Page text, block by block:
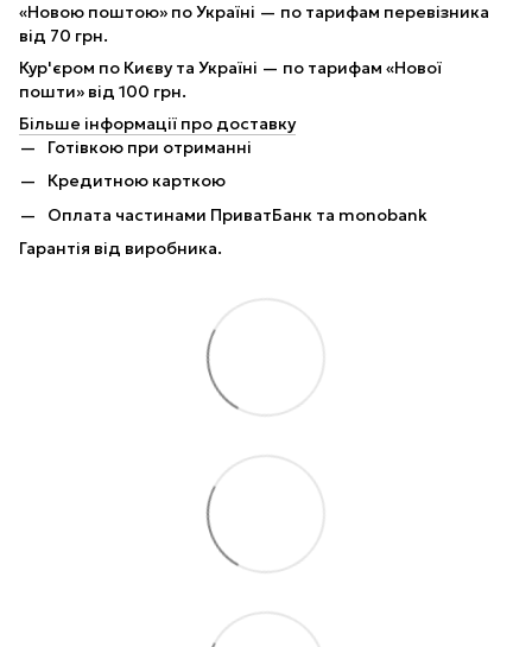
«Новою поштою» по Україні — по тарифам перевізника
від 70 грн.
Кур'єром по Києву та Україні — по тарифам «Нової
пошти» від 100 грн.
Більше інформації про доставку
Готівкою при отриманні
Кредитною карткою
Оплата частинами ПриватБанк та monobank
Гарантія від виробника.